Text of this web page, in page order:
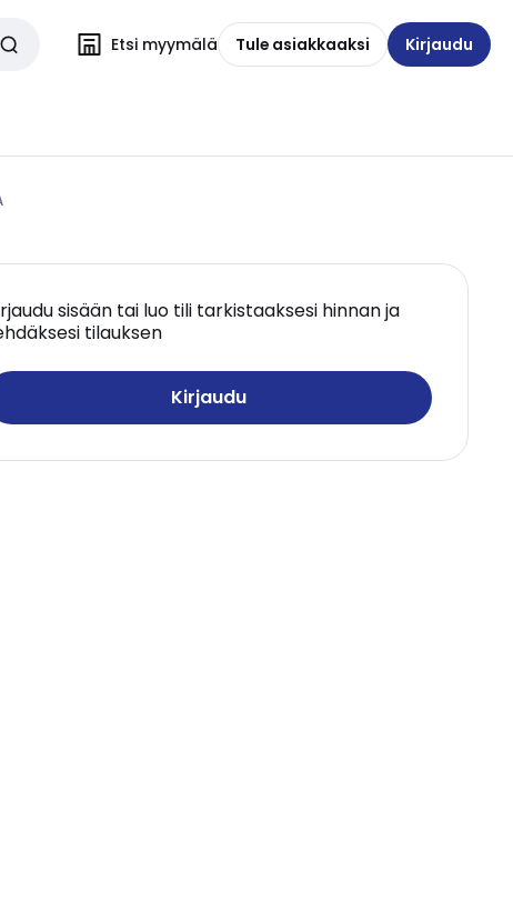
Etsi myymälä Tule asiakkaaksi Kirjaudu
sisään tai luo tili tarkistaaksesi hinnan ja
tilauksen
Kirjaudu